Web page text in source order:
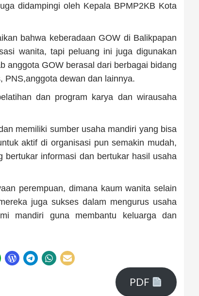
didampingi oleh Kepala BPMP2KB Kota
bahwa keberadaan GOW di Balikpapan
wanita, tapi peluang ini juga digunakan
anggota GOW berasal dari berbagai bidang
PNS,anggota dewan dan lainnya.
dan program karya dan wirausaha
memiliki sumber usaha mandiri yang bisa
aktif di organisasi pun semakin mudah,
informasi dan bertukar hasil usaha
perempuan, dimana kaum wanita selain
juga sukses dalam mengurus usaha
mandiri guna membantu keluarga dan
PDF